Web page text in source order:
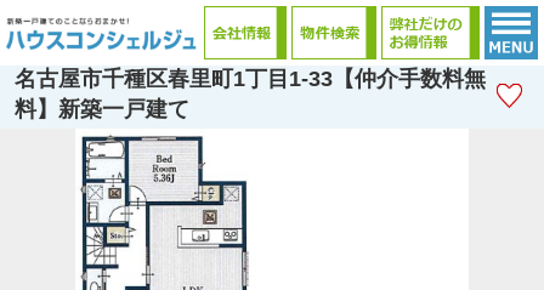
名古屋市千種区春里町1丁目1-33【仲介手数料無
料】新築一戸建て